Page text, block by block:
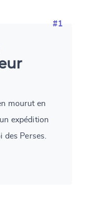
#1
mourut en
expédition
des Perses.